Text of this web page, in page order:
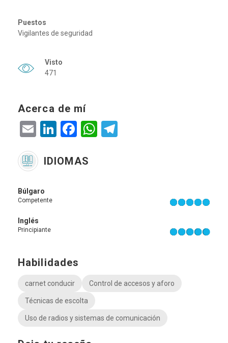
Puestos
Vigilantes de seguridad
Visto
471
Acerca de mí
EmailLinkedIn
Facebook
WhatsApp
IDIOMAS
Búlgaro
Competente
Inglés
Principiante
Habilidades
carnet conducir Control de accesos y aforo
Técnicas de escolta
Uso de radios y sistemas de comunicación